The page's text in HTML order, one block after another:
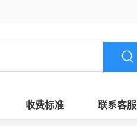
收费标准 联系客服